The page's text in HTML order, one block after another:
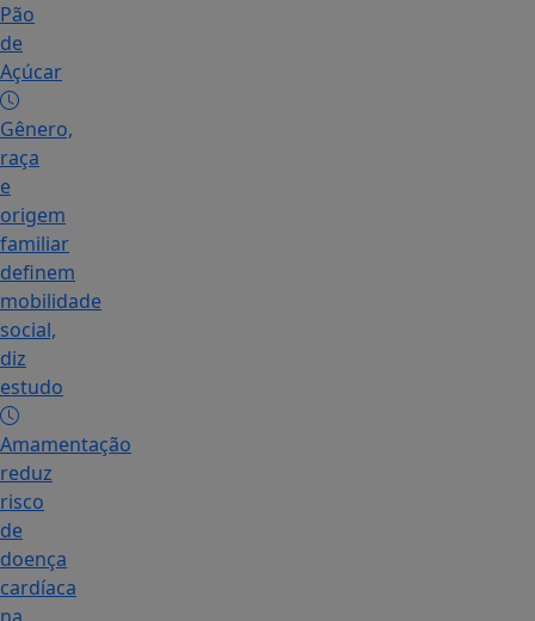
Pão
de
Açúcar
Gênero,
raça
e
origem
familiar
definem
mobilidade
social,
diz
estudo
Amamentação
reduz
risco
de
doença
cardíaca